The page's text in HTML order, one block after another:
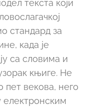
текста који
стандард за
када је
са словима и
књиге. Не
пет векова, него
електронским